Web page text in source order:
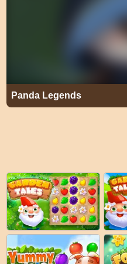
Panda Legends